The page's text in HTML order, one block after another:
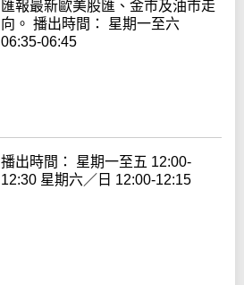
匯報最新歐美股匯、金市及油市走
向。 播出時間： 星期一至六
06:35-06:45
播出時間： 星期一至五 12:00-
12:30 星期六／日 12:00-12:15